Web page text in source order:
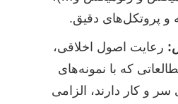
و پروتکل‌های دقیق.
رعایت اصول اخلاقی،
که با نمونه‌های
سر و کار دارند، الزامی